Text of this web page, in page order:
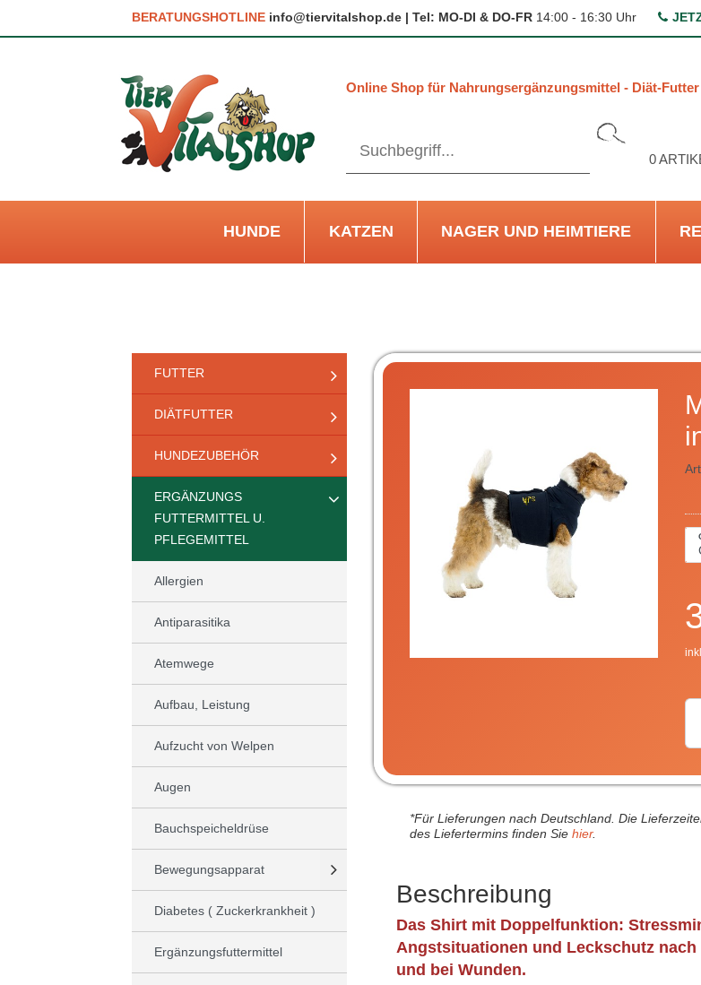
BERATUNGSHOTLINE info@tiervitalshop.de | Tel: MO-DI & DO-FR 14:00 - 16:30 Uhr
Online Shop für Nahrungsergänzungsmittel - Diät-
0
HUNDE KATZEN NAGER UND HEIMTIERE
FUTTER
DIÄTFUTTER
HUNDEZUBEHÖR
ERGÄNZUNGS
FUTTERMITTEL U.
PFLEGEMITTEL
Allergien
Antiparasitika
Atemwege
Aufbau, Leistung
Aufzucht von Welpen
Augen
Bauchspeicheldrüse
Bewegungsapparat
Diabetes ( Zuckerkrankheit )
Ergänzungsfuttermittel
*Für Lieferungen nach Deutschland. Die
des Liefertermins finden Sie hier.
Beschreibung
Das Shirt mit Doppelfunktion:
Angstsituationen und Leckschutz nach
und bei Wunden.